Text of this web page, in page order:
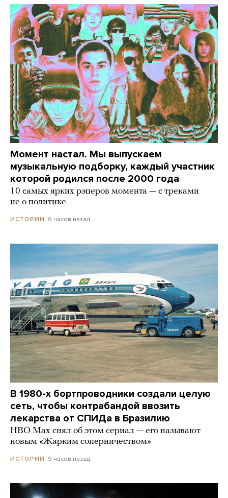
Момент настал. Мы выпускаем
музыкальную подборку, каждый участник
которой родился после 2000 года
10 самых ярких рэперов момента — с треками
не о политике
ИСТОРИИ 6 часов назад
В 1980-х бортпроводники создали целую
сеть, чтобы контрабандой ввозить
лекарства от СПИДа в Бразилию
HBO Max снял об этом сериал — его называют
новым «Жарким соперничеством»
ИСТОРИИ 9 часов назад